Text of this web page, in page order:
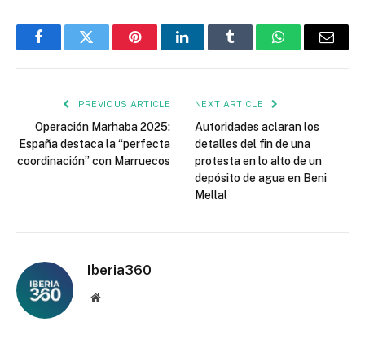
FacebookTwitter PinterestLinkedInTumblr WhatsAppEmail
PREVIOUS ARTICLE
Operación Marhaba 2025:
España destaca la “perfecta
coordinación” con Marruecos
NEXT ARTICLE
Autoridades aclaran los
detalles del fin de una
protesta en lo alto de un
depósito de agua en Beni
Mellal
Iberia360
Website